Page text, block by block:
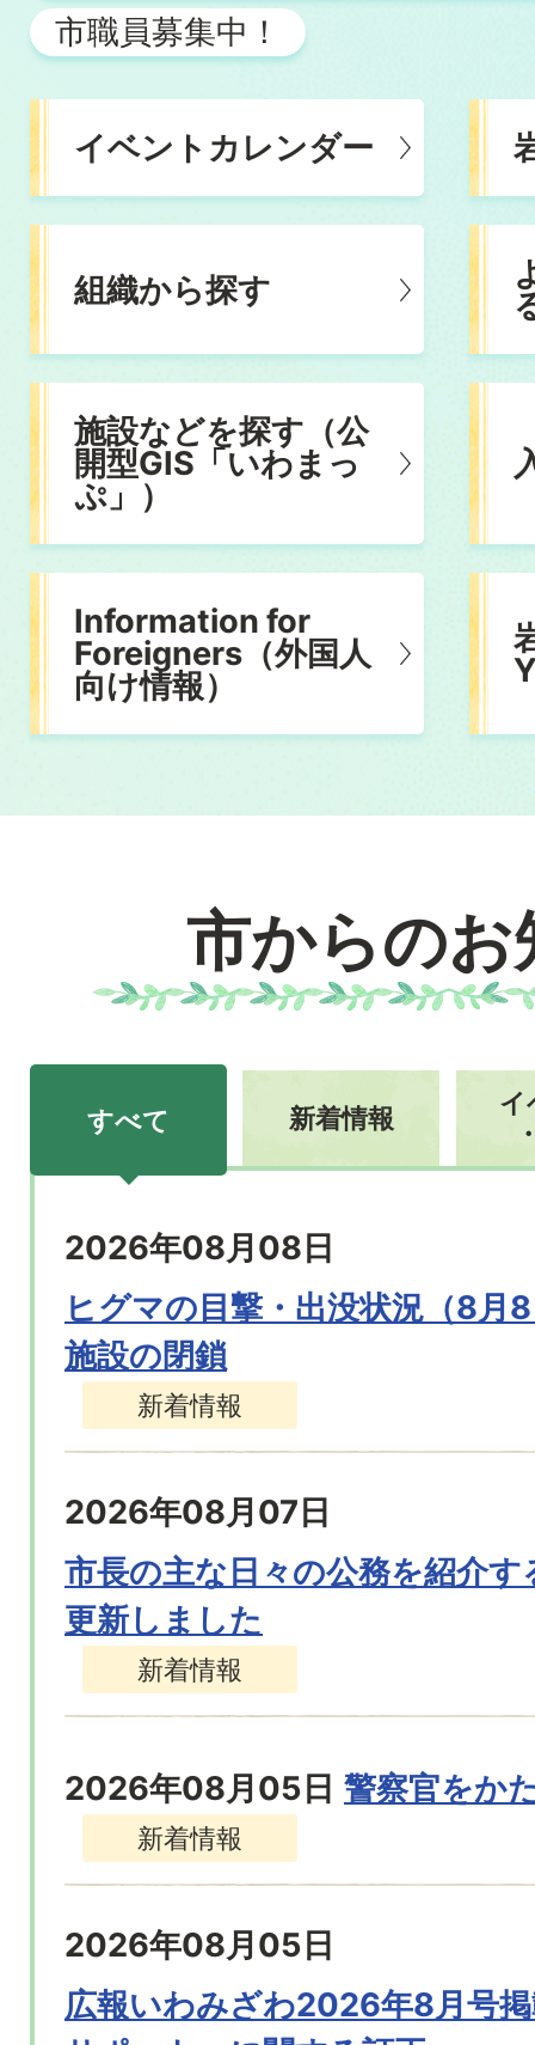
市職員募集中！
イベントカレンダー
組織から探す
施設などを探す（公
開型GIS「いわまっ
ぷ」）
Information for
Foreigners（外国人
向け情報）
市からのお
すべて 新着情報
イ
べ2026年08月08日
ヒグマの目撃・出没状況（8
施設の閉鎖
新着情報
2026年08月07日
市長の主な日々の公務を紹介
更新しました
新着情報
2026年08月05日 警察官をか
新着情報
2026年08月05日
広報いわみざわ2026年8月号